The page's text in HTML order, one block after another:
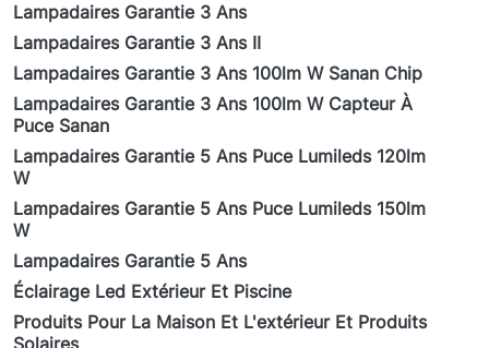
Lampadaires Garantie 3 Ans
Lampadaires Garantie 3 Ans II
Lampadaires Garantie 3 Ans 100lm W Sanan Chip
Lampadaires Garantie 3 Ans 100lm W Capteur À
Puce Sanan
Lampadaires Garantie 5 Ans Puce Lumileds 120lm
W
Lampadaires Garantie 5 Ans Puce Lumileds 150lm
W
Lampadaires Garantie 5 Ans
Éclairage Led Extérieur Et Piscine
Produits Pour La Maison Et L'extérieur Et Produits
Solaires